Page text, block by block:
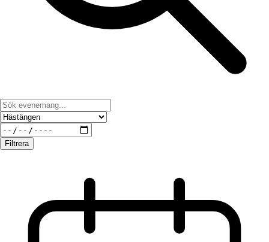
Filtrera